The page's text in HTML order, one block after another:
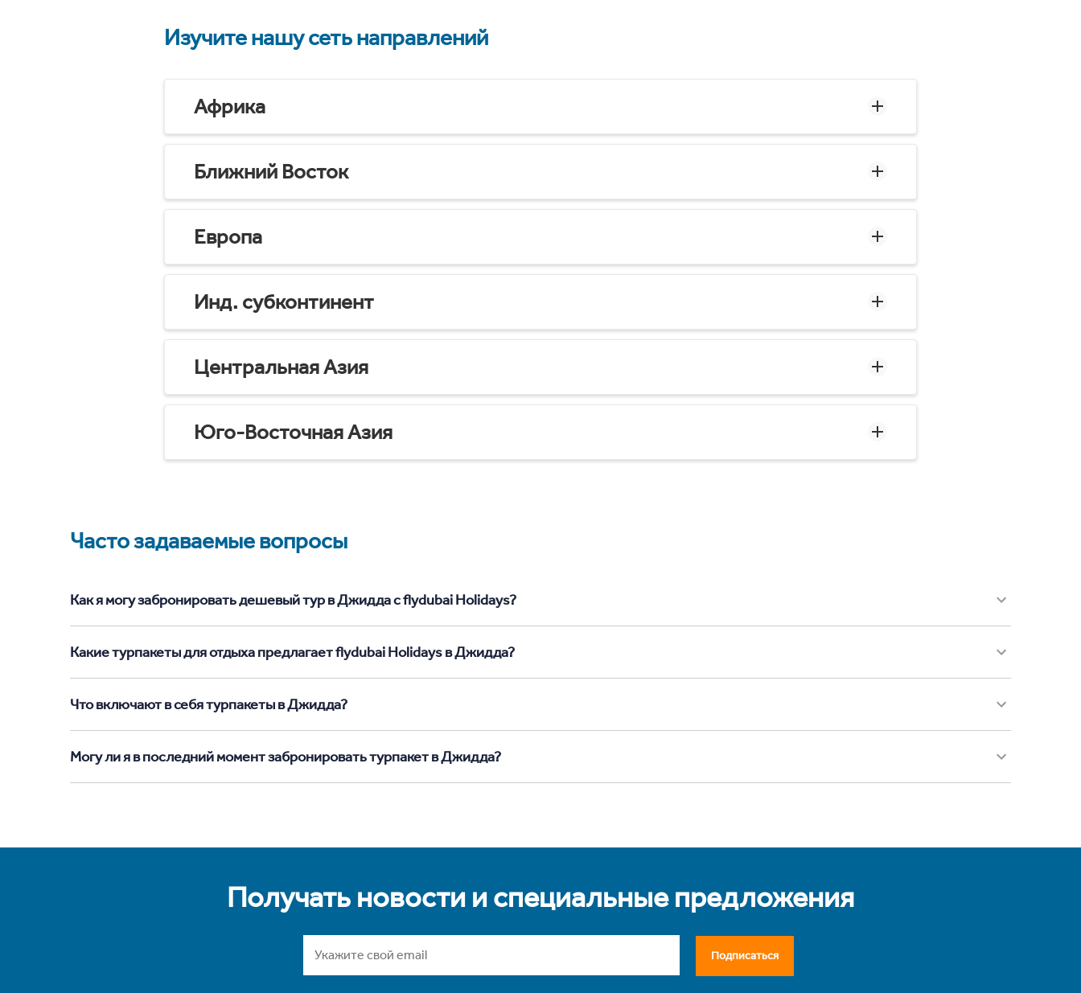
Изучите нашу сеть направлений
Африка
Ближний Восток
Европа
Инд. субконтинент
Центральная Азия
Юго-Восточная Азия
Часто задаваемые вопросы
Как я могу забронировать дешевый тур в Джидда с flydubai Holidays?
Какие турпакеты для отдыха предлагает flydubai Holidays в Джидда?
Что включают в себя турпакеты в Джидда?
Могу ли я в последний момент забронировать турпакет в Джидда?
Получать новости и специальные предложения
Подписаться